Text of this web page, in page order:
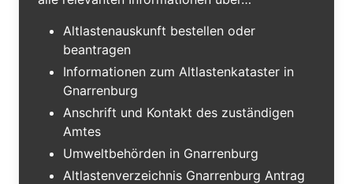
Altlastenauskunft bestellen oder
beantragen
Informationen zum Altlastenkataster in
Gnarrenburg
Anschrift und Kontakt des zuständigen
Amtes
Umweltbehörden in Gnarrenburg
Altlastenverzeichnis Gnarrenburg Antrag